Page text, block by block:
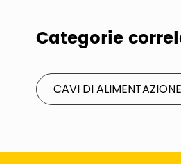
Categorie
CAVI DI ALIMENTAZIONE